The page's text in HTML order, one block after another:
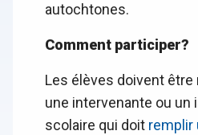
autochtones.
Comment participer?
Les élèves doivent
une intervenante ou un
scolaire qui doit remplir